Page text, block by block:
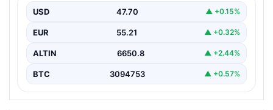
kapsamlı uyuşturucu ile mücadele çalışmaları
kapsamında, İçişleri Bakanlığı önemli…
USD 47.70 ▲ +0.15%
EUR 55.21 ▲ +0.32%
ALTIN 6650.8 ▲ +2.44%
BTC 3094753 ▲ +0.57%